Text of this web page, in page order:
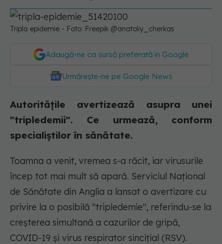
Tripla epidemie - Foto: Freepik @anatoliy_cherkas
Adaugă-ne ca sursă preferată în Google
Urmărește-ne pe Google News
Autoritățile avertizează asupra unei
"tripledemii". Ce urmează, conform
specialiștilor în sănătate.
Toamna a venit, vremea s-a răcit, iar virusurile
încep tot mai mult să apară. Serviciul Național
de Sănătate din Anglia a lansat o avertizare cu
privire la o posibilă "tripledemie", referindu-se la
creșterea simultană a cazurilor de gripă,
COVID-19 și virus respirator sincițial (RSV).